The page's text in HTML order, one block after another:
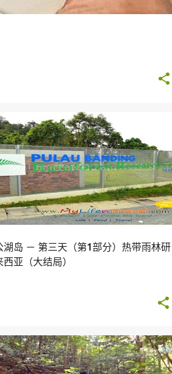
湖岛 － 第三天（第1部分）热带雨林研
亚（大结局）
PERAK TERMERGGOH
ADVENTURE MALAYSIA PERAK +